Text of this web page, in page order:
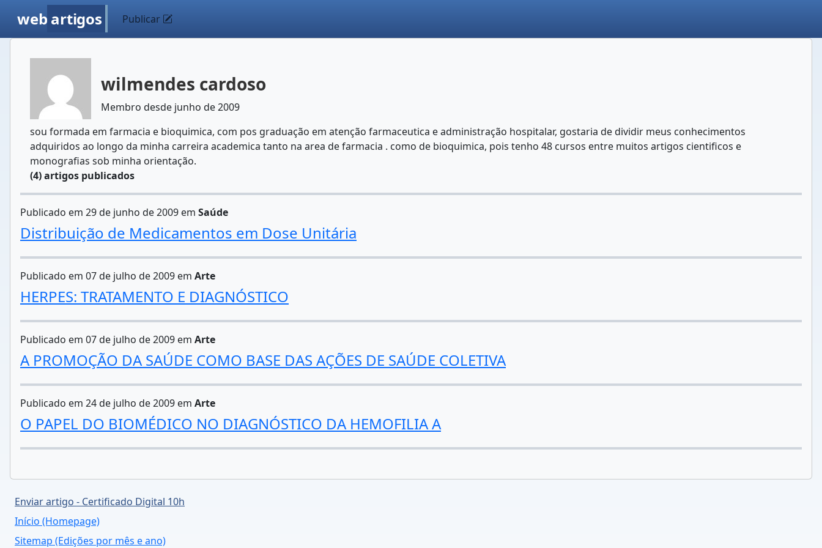
web artigos Publicar
wilmendes cardoso
Membro desde junho de 2009
sou formada em farmacia e bioquimica, com pos graduação em atenção farmaceutica e administração hospitalar, gostaria de dividir meus conhecimentos
adquiridos ao longo da minha carreira academica tanto na area de farmacia . como de bioquimica, pois tenho 48 cursos entre muitos artigos cientificos e
monografias sob minha orientação.
(4) artigos publicados
Publicado em 29 de junho de 2009 em Saúde
Distribuição de Medicamentos em Dose Unitária
Publicado em 07 de julho de 2009 em Arte
HERPES: TRATAMENTO E DIAGNÓSTICO
Publicado em 07 de julho de 2009 em Arte
A PROMOÇÃO DA SAÚDE COMO BASE DAS AÇÕES DE SAÚDE COLETIVA
Publicado em 24 de julho de 2009 em Arte
O PAPEL DO BIOMÉDICO NO DIAGNÓSTICO DA HEMOFILIA A
Enviar artigo - Certificado Digital 10h
Início (Homepage)
Sitemap (Edições por mês e ano)